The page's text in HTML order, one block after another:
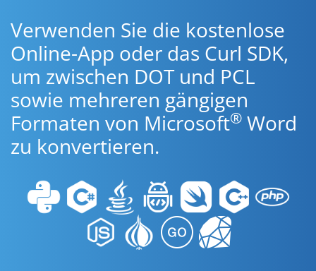
Verwenden Sie die kostenlose
Online-App oder das Curl SDK,
um zwischen DOT und PCL
sowie mehreren gängigen
Formaten von Microsoft® Word
zu konvertieren.